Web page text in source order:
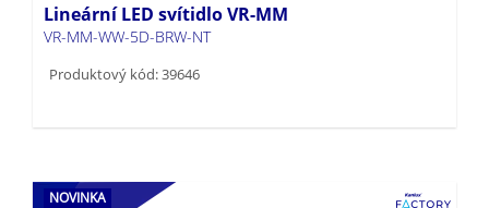
Lineární LED svítidlo VR-MM
VR-MM-WW-5D-BRW-NT
Produktový kód: 39646
NOVINKA